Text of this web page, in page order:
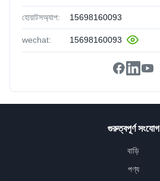
হোয়াটসঅ্যাপ: 15698160093
wechat: 15698160093
গুরুত্বপূর্ণ সংযোগ
বাড়ি
পণ্য